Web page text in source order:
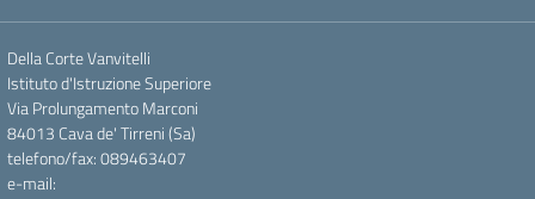
Della Corte Vanvitelli
Istituto d'Istruzione Superiore
Via Prolungamento Marconi
84013 Cava de' Tirreni (Sa)
telefono/fax: 089463407
e-mail: